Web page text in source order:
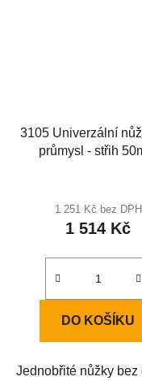
3105 Univerzální
průmysl - střih
1 251 Kč bez DPH
1 514 Kč
DO KOŠÍKU
Jednobřité nůžky bez